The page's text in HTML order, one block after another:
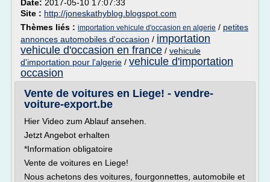
Date: 2017-05-10 17:07:33
Site : http://joneskathyblog.blogspot.com
Thèmes liés : importation vehicule d'occasion en algerie / petites
annonces automobiles d'occasion / importation
vehicule d'occasion en france / vehicule
d'importation pour l'algerie / vehicule d'importation
occasion
Vente de voitures en Liege! - vendre-
voiture-export.be
Hier Video zum Ablauf ansehen.
Jetzt Angebot erhalten
*Information obligatoire
Vente de voitures en Liege!
Nous achetons des voitures, fourgonnettes, automobile et